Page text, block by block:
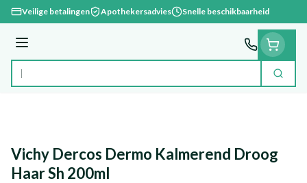
Ga naar de inhoud
Veilige betalingen Apothekersadvies Snelle beschikbaarheid
Menu
Product, merk, categorie... Zoek
Vichy Dercos Dermo Kalmerend Droog
Haar Sh 200ml